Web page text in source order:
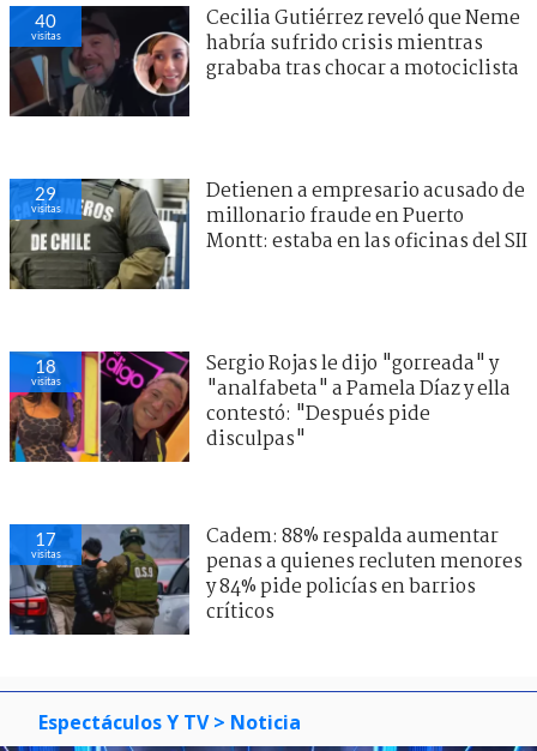
40
visitas
Cecilia Gutiérrez reveló que Neme
habría sufrido crisis mientras
grababa tras chocar a motociclista
29
visitas
Detienen a empresario acusado de
millonario fraude en Puerto
Montt: estaba en las oficinas del SII
18
visitas
Sergio Rojas le dijo "gorreada" y
"analfabeta" a Pamela Díaz y ella
contestó: "Después pide
disculpas"
17
visitas
Cadem: 88% respalda aumentar
penas a quienes recluten menores
y 84% pide policías en barrios
críticos
Espectáculos Y TV > Noticia